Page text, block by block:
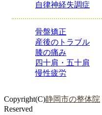
自律神経失調症
骨盤矯正
産後のトラブル
膝の痛み
四十肩・五十肩
慢性疲労
Copyright(C)静岡市の整体院
Reserved